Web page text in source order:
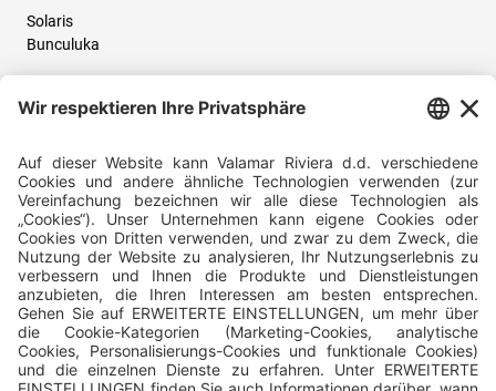
Solaris
Bunculuka
Folgen Sie uns und teilen Sie Ihr Urlaubserlebnis mit uns!